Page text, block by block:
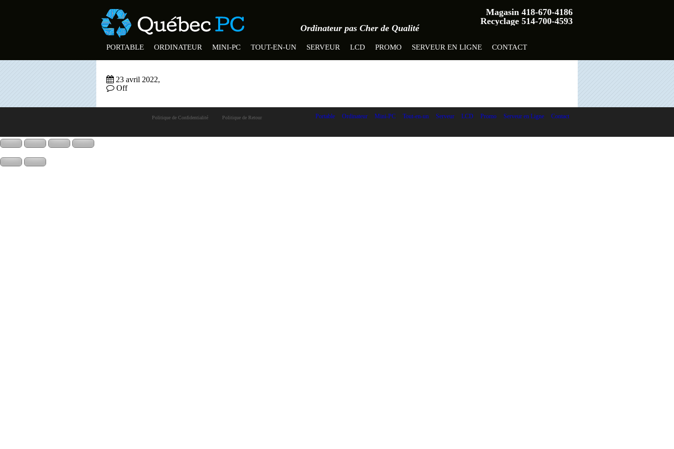
Magasin 418-670-4186
Recyclage 514-700-4593
Ordinateur pas Cher de Qualité
PORTABLE ORDINATEUR MINI-PC TOUT-EN-UN SERVEUR LCD PROMO SERVEUR EN LIGNE CONTACT
23 avril 2022,
Off
Politique de Confidentialité Politique de Retour Portable Ordinateur Mini-PC Tout-en-un Serveur LCD Promo Serveur en Ligne Contact